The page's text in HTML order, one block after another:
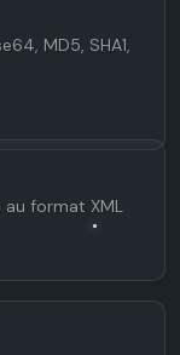
MD5, SHA1,
au format XML